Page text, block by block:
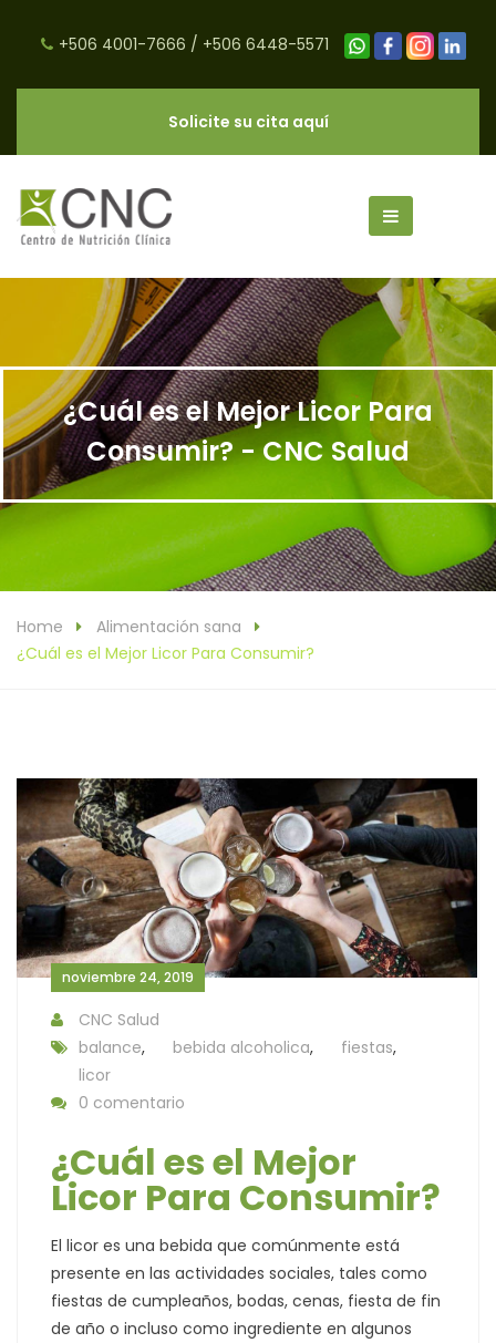
+506 4001-7666 / +506 6448-5571
Solicite su cita aquí
¿Cuál es el Mejor Licor Para
Consumir? - CNC Salud
Home
Alimentación sana
¿Cuál es el Mejor Licor Para Consumir?
noviembre 24, 2019
CNC Salud
balance, bebida alcoholica, fiestas,
licor
0 comentario
¿Cuál es el Mejor
Licor Para Consumir?
El licor es una bebida que comúnmente está
presente en las actividades sociales, tales como
fiestas de cumpleaños, bodas, cenas, fiesta de fin
de año o incluso como ingrediente en algunos